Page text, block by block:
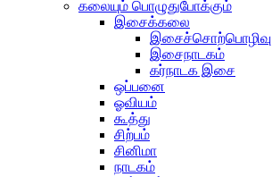
கலையும் பொழுதுபோக்கும்
இசைக்கலை
இசைச்சொற்பொழிவு
இசைநாடகம்
கர்நாடக இசை
ஒப்பனை
ஓவியம்
கூத்து
சிற்பம்
சினிமா
நாடகம்